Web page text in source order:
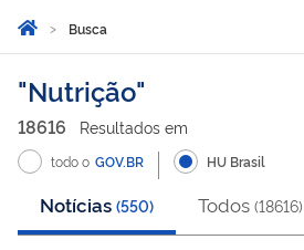
Você está aqui:
Página Inicial
Busca
Busca
Nutrição
18616 Resultados em
todo o GOV.BR HU Brasil
Notícias (550) Todos (18616)